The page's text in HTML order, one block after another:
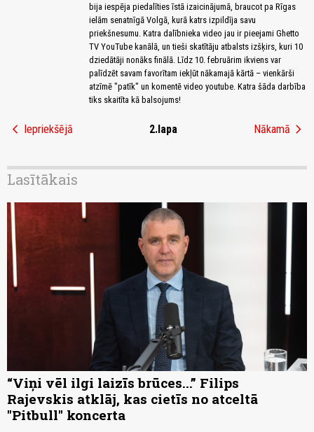
bija iespēja piedalīties īstā izaicinājumā, braucot pa Rīgas
ielām senatnīgā Volgā, kurā katrs izpildīja savu
priekšnesumu. Katra dalībnieka video jau ir pieejami Ghetto
TV YouTube kanālā, un tieši skatītāju atbalsts izšķirs, kuri 10
dziedātāji nonāks finālā. Līdz 10. februārim ikviens var
palīdzēt savam favorītam iekļūt nākamajā kārtā – vienkārši
atzīmē "patīk" un komentē video youtube. Katra šāda darbība
tiks skaitīta kā balsojums!
chevron_left Iepriekšējā 2.lapa Nākamā chevron_right
Lasītākais
“Viņi vēl ilgi laizīs brūces...” Filips
Rajevskis atklāj, kas cietīs no atceltā
"Pitbull" koncerta